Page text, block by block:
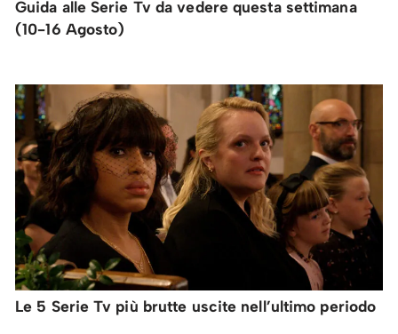
Guida alle Serie Tv da vedere questa settimana
(10-16 Agosto)
Le 5 Serie Tv più brutte uscite nell’ultimo periodo